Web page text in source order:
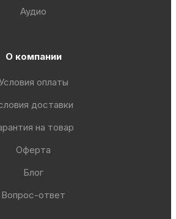
Аудио
О компании
оплаты
доставки
на товар
Оферта
Блог
Вопрос-ответ